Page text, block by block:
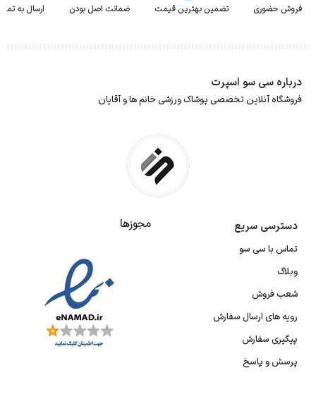
فروش حضوری تضمین بهترین قیمت ضمانت اصل بودن ارسال به
درباره سی سو اسپرت
فروشگاه آنلاین تخصصی پوشاک ورزشی خانم ها و آقایان
دسترسی سریع
تماس با سی سو
وبلاگ
شعب فروش
رویه های ارسال سفارش
پیگیری سفارش
پرسش و پاسخ
مجوزها